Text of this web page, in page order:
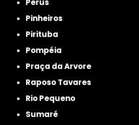
Pinheiros
Pirituba
Pompéia
Praça da Arvore
Raposo Tavares
Rio Pequeno
Sumaré